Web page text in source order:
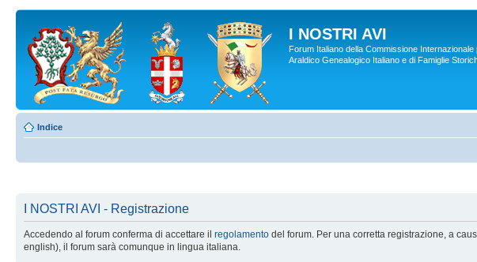
I NOSTRI AVI
Forum Italiano della Commissione
Araldico Genealogico Italiano e di Famiglie
Indice
I NOSTRI AVI - Registrazione
Accedendo al forum conferma di accettare il regolamento del forum. Per una corretta registrazione, a
english), il forum sarà comunque in lingua italiana.